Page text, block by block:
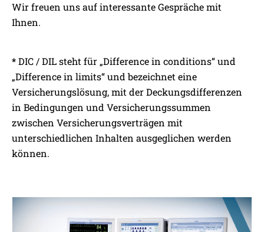
Wir freuen uns auf interessante Gespräche mit
Ihnen.
*DIC / DIL steht für „Difference in conditions“ und
„Difference in limits“ und bezeichnet eine
Versicherungslösung, mit der Deckungsdifferenzen
in Bedingungen und Versicherungssummen
zwischen Versicherungsverträgen mit
unterschiedlichen Inhalten ausgeglichen werden
können.